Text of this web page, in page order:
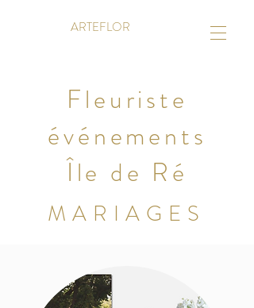
ARTEFLOR
Fleuriste
événements
Île de Ré
MARIAGES